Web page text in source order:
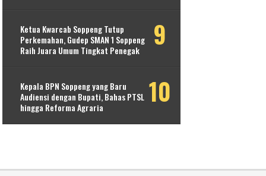
Ketua Kwarcab Soppeng Tutup
Perkemahan, Gudep SMAN 1 Soppeng
Raih Juara Umum Tingkat Penegak
Kepala BPN Soppeng yang Baru
Audiensi dengan Bupati, Bahas PTSL
hingga Reforma Agraria